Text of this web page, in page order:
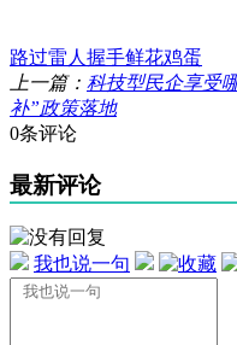
路过雷人 握手鲜花鸡蛋
上一篇： 科技型民企享受
补”政策落地
0条评论
最新评论
我也说一句